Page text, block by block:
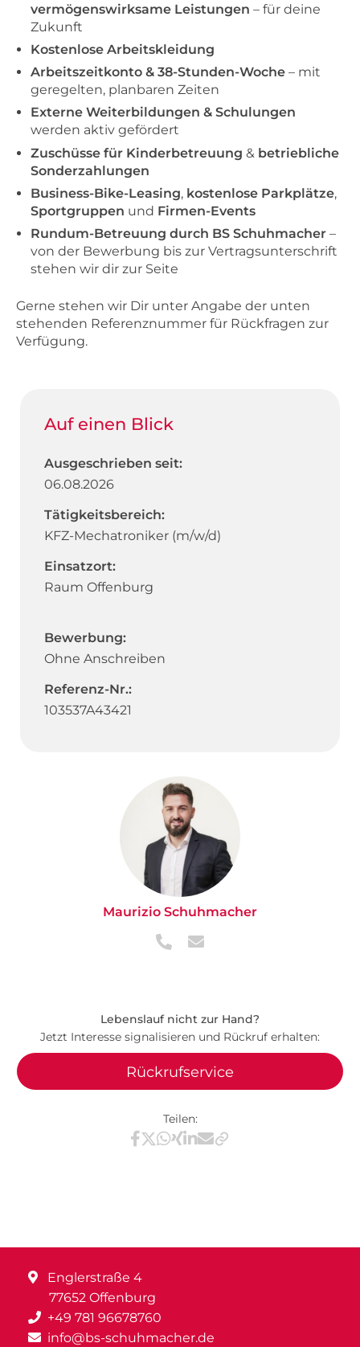
vermögenswirksame Leistungen – für deine
Zukunft
Kostenlose Arbeitskleidung
Arbeitszeitkonto & 38-Stunden-Woche – mit
geregelten, planbaren Zeiten
Externe Weiterbildungen & Schulungen
werden aktiv gefördert
Zuschüsse für Kinderbetreuung & betriebliche
Sonderzahlungen
Business-Bike-Leasing, kostenlose Parkplätze,
Sportgruppen und Firmen-Events
Rundum-Betreuung durch BS Schuhmacher –
von der Bewerbung bis zur Vertragsunterschrift
stehen wir dir zur Seite
Gerne stehen wir Dir unter Angabe der unten
stehenden Referenznummer für Rückfragen zur
Verfügung.
Auf einen Blick
Ausgeschrieben seit:
06.08.2026
Tätigkeitsbereich:
KFZ-Mechatroniker (m/w/d)
Einsatzort:
Raum Offenburg
Bewerbung:
Ohne Anschreiben
Referenz-Nr.:
103537A43421
Maurizio Schuhmacher
Lebenslauf nicht zur Hand?
Jetzt Interesse signalisieren und Rückruf erhalten:
Rückrufservice
Teilen:
Teilen via Facebook
Teilen via X / Twitter
Teilen via WhatsApp
Teilen via Xing
Teilen via LinkedIn
Teilen via E-Mail
Englerstraße 4
77652 Offenburg
+49 781 96678760
info@bs-schuhmacher.de